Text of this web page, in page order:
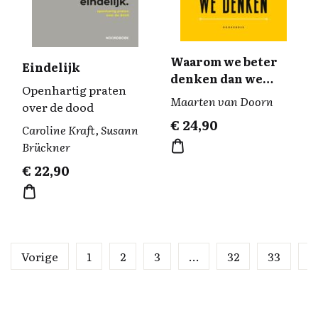
Eindelijk
Openhartig praten
over de dood
Caroline Kraft, Susann
Brückner
€ 22,90
Waarom we beter
denken dan we
denken
Maarten van Doorn
€ 24,90
Vorige 1 2 3 … 32 33